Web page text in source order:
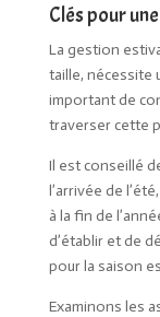
Clés pour
La gestion
taille, nécessite
important de
traverser cette
Il est conseillé
l’arrivée de
à la fin de
d’établir et de
pour la saison
Examinons les